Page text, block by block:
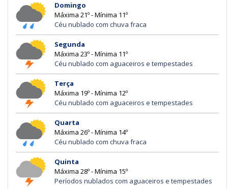
Domingo
Máxima 21º - Mínima 11º
Céu nublado com chuva fraca
Segunda
Máxima 23º - Mínima 11º
Céu nublado com aguaceiros e tempestades
Terça
Máxima 19º - Mínima 12º
Céu nublado com aguaceiros e tempestades
Quarta
Máxima 26º - Mínima 14º
Céu nublado com chuva fraca
Quinta
Máxima 28º - Mínima 15º
Períodos nublados com aguaceiros e tempestades